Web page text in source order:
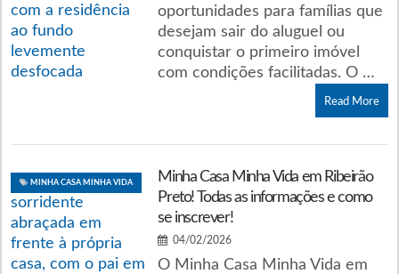
oportunidades para famílias que
desejam sair do aluguel ou
conquistar o primeiro imóvel
com condições facilitadas. O …
Read More
MINHA CASA MINHA VIDA
Minha Casa Minha Vida em Ribeirão
Preto! Todas as informações e como
se inscrever!
04/02/2026
O Minha Casa Minha Vida em